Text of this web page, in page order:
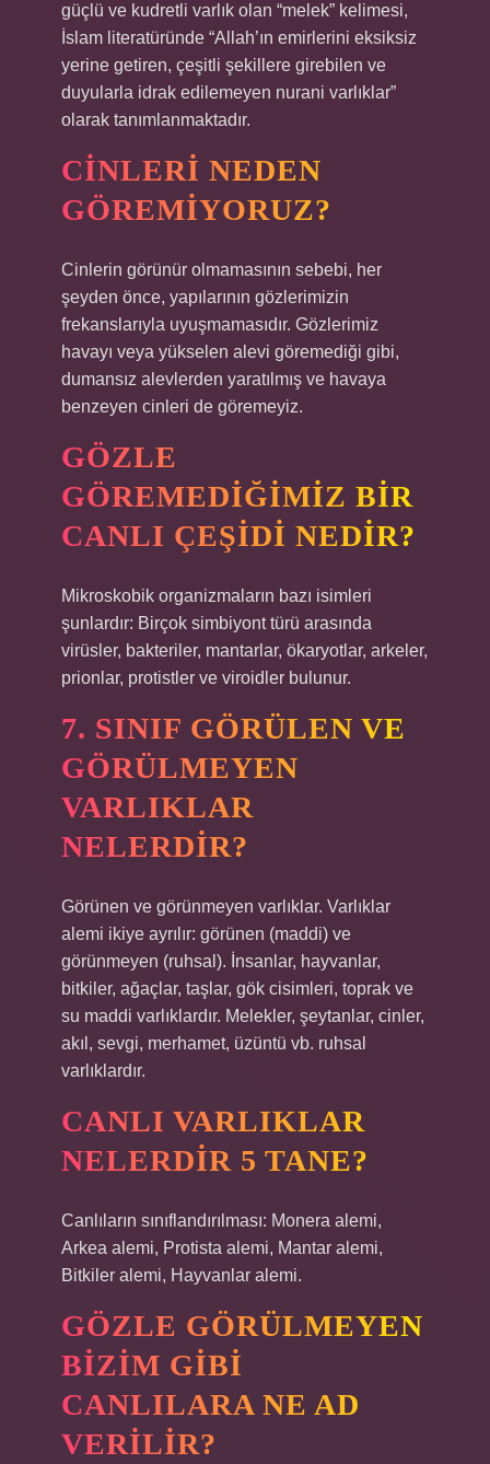
güçlü ve kudretli varlık olan “melek” kelimesi,
İslam literatüründe “Allah’ın emirlerini eksiksiz
yerine getiren, çeşitli şekillere girebilen ve
duyularla idrak edilemeyen nurani varlıklar”
olarak tanımlanmaktadır.
CINLERI NEDEN
GÖREMIYORUZ?
Cinlerin görünür olmamasının sebebi, her
şeyden önce, yapılarının gözlerimizin
frekanslarıyla uyuşmamasıdır. Gözlerimiz
havayı veya yükselen alevi göremediği gibi,
dumansız alevlerden yaratılmış ve havaya
benzeyen cinleri de göremeyiz.
GÖZLE
GÖREMEDIĞIMIZ BIR
CANLI ÇEŞIDI NEDIR?
Mikroskobik organizmaların bazı isimleri
şunlardır: Birçok simbiyont türü arasında
virüsler, bakteriler, mantarlar, ökaryotlar, arkeler,
prionlar, protistler ve viroidler bulunur.
7. SINIF GÖRÜLEN VE
GÖRÜLMEYEN
VARLIKLAR
NELERDIR?
Görünen ve görünmeyen varlıklar. Varlıklar
alemi ikiye ayrılır: görünen (maddi) ve
görünmeyen (ruhsal). İnsanlar, hayvanlar,
bitkiler, ağaçlar, taşlar, gök cisimleri, toprak ve
su maddi varlıklardır. Melekler, şeytanlar, cinler,
akıl, sevgi, merhamet, üzüntü vb. ruhsal
varlıklardır.
CANLI VARLIKLAR
NELERDIR 5 TANE?
Canlıların sınıflandırılması: Monera alemi,
Arkea alemi, Protista alemi, Mantar alemi,
Bitkiler alemi, Hayvanlar alemi.
GÖZLE GÖRÜLMEYEN
BIZIM GIBI
CANLILARA NE AD
VERILIR?